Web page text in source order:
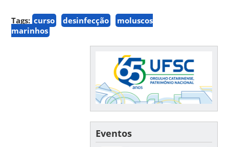
Tags: curso desinfecção
moluscos
marinhos
Eventos